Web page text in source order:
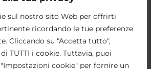
sul nostro sito Web per offrirti
ricordando le tue preferenze
Cliccando su "Accetta tutto",
TUTTI i cookie. Tuttavia, puoi
cookie" per fornire un